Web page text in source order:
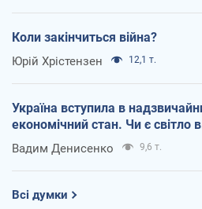
Коли закінчиться війна?
Юрій Хрістензен 12,1 т.
Україна вступила в
економічний стан. Чи є світло
Вадим Денисенко 9,6 т.
Всі думки